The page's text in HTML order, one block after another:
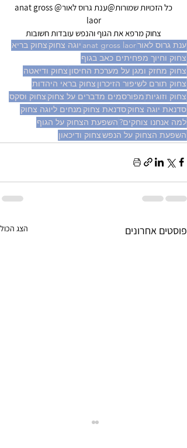
כל הזכויות שמורות@ענת גרוס לאור@anat gross
laor
צחוק מרפא את הגוף והנפש עובדות חשובות
ענת גרוס לאורanat gross laor יוגה צחוק צחוק בריא
צחוק וחיוך מפחיתים כאב בגוף
צחוק מחזק ומגן על מערכת החיסון צחוק ודיאטה
צחוק תורם לשיפור הזיכרון צחוק בראי היהדות
צחוק וזוגיותמפורסמים מדברים על צחוק צחוק וסקס
סדנאת יוגה צחוקסדנאת צחוק מנחים ליוגה צחוק
למה אנחנו צוחקים? השפעת הצחוק על הגוף
השפעת הצחוק על הנפשצחוק ודיכאון
פוסטים אחרונים הצג הכול